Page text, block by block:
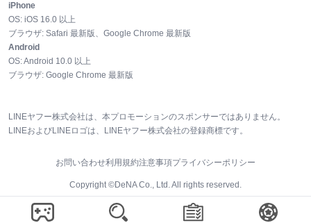
iPhone
OS: iOS 16.0 以上
ブラウザ: Safari 最新版、Google Chrome 最新版
Android
OS:Android 10.0 以上
ブラウザ: Google Chrome 最新版
LINEヤフー株式会社は、本プロモーションのスポンサーではありません。
LINEおよびLINEロゴは、LINEヤフー株式会社の登録商標です。
お問い合わせ利用規約注意事項プライバシーポリシー
Copyright ©DeNA Co., Ltd. All rights reserved.